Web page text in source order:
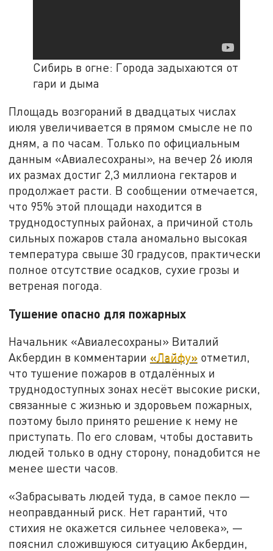
Сибирь в огне: Города задыхаются от
гари и дыма
Площадь возгораний в двадцатых числах
июля увеличивается в прямом смысле не по
дням, а по часам. Только по официальным
данным «Авиалесохраны», на вечер 26 июля
их размах достиг 2,3 миллиона гектаров и
продолжает расти. В сообщении отмечается,
что 95% этой площади находится в
труднодоступных районах, а причиной столь
сильных пожаров стала аномально высокая
температура свыше 30 градусов, практически
полное отсутствие осадков, сухие грозы и
ветреная погода.
Тушение опасно для пожарных
Начальник «Авиалесохраны» Виталий
Акбердин в комментарии «Лайфу» отметил,
что тушение пожаров в отдалённых и
труднодоступных зонах несёт высокие риски,
связанные с жизнью и здоровьем пожарных,
поэтому было принято решение к нему не
приступать. По его словам, чтобы доставить
людей только в одну сторону, понадобится не
менее шести часов.
«Забрасывать людей туда, в самое пекло —
неоправданный риск. Нет гарантий, что
стихия не окажется сильнее человека», —
пояснил сложившуюся ситуацию Акбердин,